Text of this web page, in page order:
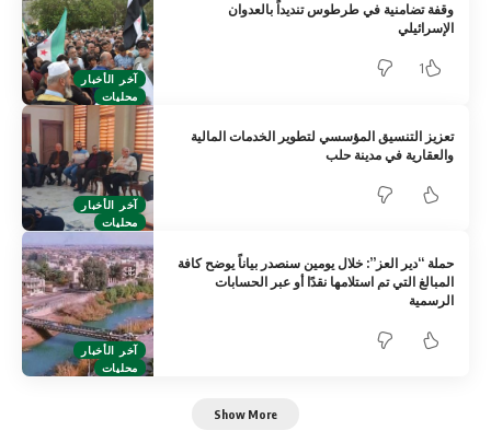
آخر الأخبار
محليات
وقفة تضامنية في طرطوس تنديداً بالعدوان
الإسرائيلي
1
آخر الأخبار
محليات
تعزيز التنسيق المؤسسي لتطوير الخدمات المالية
والعقارية في مدينة حلب
آخر الأخبار
محليات
حملة “دير العز”: خلال يومين سنصدر بياناً يوضح كافة
المبالغ التي تم استلامها نقدًا أو عبر الحسابات
الرسمية
Show More